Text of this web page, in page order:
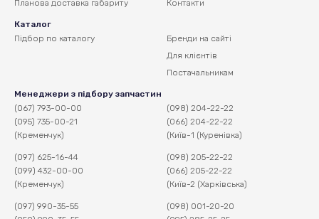
Планова доставка габариту
Контакти
Каталог
Підбор по каталогу
Бренди на сайті
Для клієнтів
Постачальникам
Менеджери з підбору запчастин
(067) 793-00-00
(095) 735-00-21
(Кременчук)
(097) 625-16-44
(099) 432-00-00
(Кременчук)
(097) 990-35-55
(098) 204-22-22
(066) 204-22-22
(Київ-1 (Куренівка)
(098) 205-22-22
(066) 205-22-22
(Київ-2 (Харківська)
(098) 001-20-20